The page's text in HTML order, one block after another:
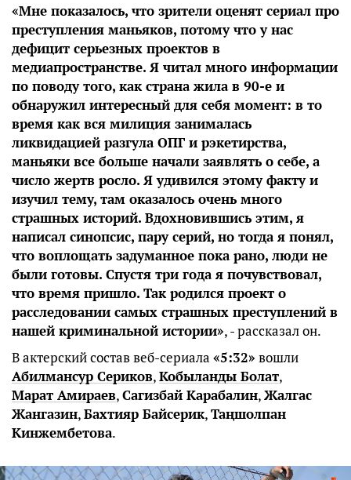
«Мне показалось, что зрители оценят сериал про
преступления маньяков, потому что у нас
дефицит серьезных проектов в
медиапространстве. Я читал много информации
по поводу того, как страна жила в 90-е и
обнаружил интересный для себя момент: в то
время как вся милиция занималась
ликвидацией разгула ОПГ и рэкетирства,
маньяки все больше начали заявлять о себе, а
число жертв росло. Я удивился этому факту и
изучил тему, там оказалось очень много
страшных историй. Вдохновившись этим, я
написал синопсис, пару серий, но тогда я понял,
что воплощать задуманное пока рано, люди не
были готовы. Спустя три года я почувствовал,
что время пришло. Так родился проект о
расследовании самых страшных преступлений в
нашей криминальной истории», - рассказал он.
В актерский состав веб-сериала «5:32» вошли
Абилмансур Сериков,Кобыланды Болат,
Марат Амираев,Сагизбай Карабалин,Жалгас
Жангазин,Бахтияр Байсерик,Таңшолпан
Кинжембетова.